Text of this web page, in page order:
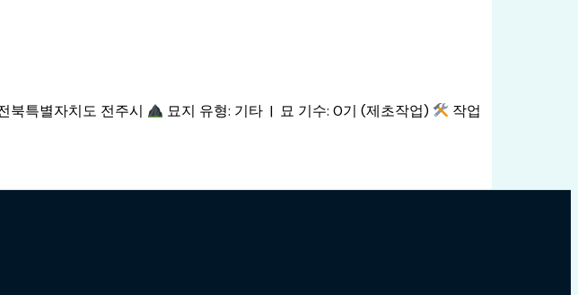
북특별자치도 전주시 묘지 유형: 기타 | 묘 기수: 0기 (제초작업)
작업